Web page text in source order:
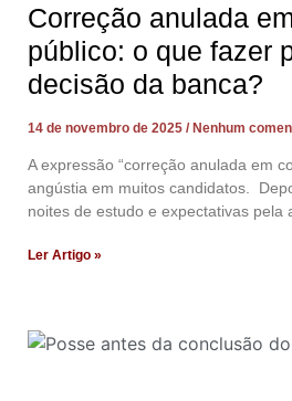
Correção anulada
público: o que fazer
decisão da banca?
14 de novembro de 2025 Nenhum
A expressão “correção anulada em
angústia em muitos candidatos.
noites de estudo e expectativas pela
Ler Artigo »